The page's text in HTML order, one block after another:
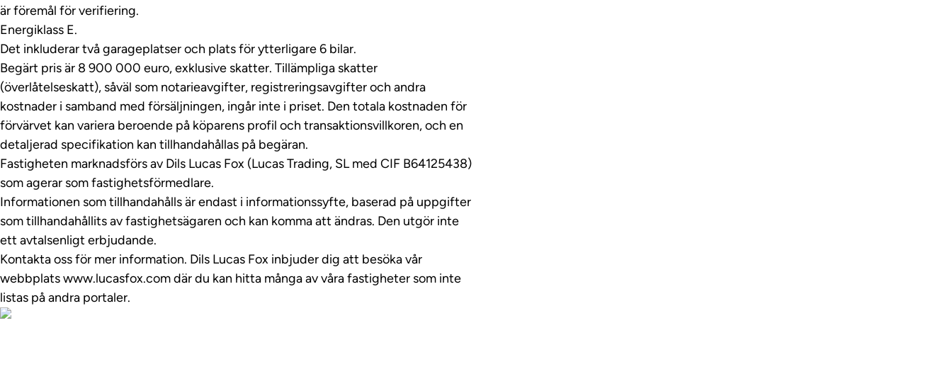
är föremål för verifiering.
Energiklass E.
Det inkluderar två garageplatser och plats för ytterligare 6 bilar.
Begärt pris är 8 900 000 euro, exklusive skatter. Tillämpliga skatter
(överlåtelseskatt), såväl som notarieavgifter, registreringsavgifter och andra
kostnader i samband med försäljningen, ingår inte i priset. Den totala kostnaden för
förvärvet kan variera beroende på köparens profil och transaktionsvillkoren, och en
detaljerad specifikation kan tillhandahållas på begäran.
Fastigheten marknadsförs av Dils Lucas Fox (Lucas Trading, SL med CIF B64125438)
som agerar som fastighetsförmedlare.
Informationen som tillhandahålls är endast i informationssyfte, baserad på uppgifter
som tillhandahållits av fastighetsägaren och kan komma att ändras. Den utgör inte
ett avtalsenligt erbjudande.
Kontakta oss för mer information. Dils Lucas Fox inbjuder dig att besöka vår
webbplats www.lucasfox.com där du kan hitta många av våra fastigheter som inte
listas på andra portaler.